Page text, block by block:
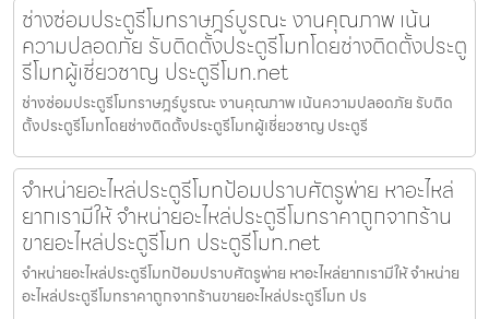
ช่างซ่อมประตูรีโมทราษฎร์บูรณะ งานคุณภาพ เน้น
ความปลอดภัย รับติดตั้งประตูรีโมทโดยช่างติดตั้งประตู
รีโมทผู้เชี่ยวชาญ ประตูรีโมท.net
ช่างซ่อมประตูรีโมทราษฎร์บูรณะ งานคุณภาพ เน้นความปลอดภัย รับติด
ตั้งประตูรีโมทโดยช่างติดตั้งประตูรีโมทผู้เชี่ยวชาญ ประตูรี
จำหน่ายอะไหล่ประตูรีโมทป้อมปราบศัตรูพ่าย หาอะไหล่
ยากเรามีให้ จำหน่ายอะไหล่ประตูรีโมทราคาถูกจากร้าน
ขายอะไหล่ประตูรีโมท ประตูรีโมท.net
จำหน่ายอะไหล่ประตูรีโมทป้อมปราบศัตรูพ่าย หาอะไหล่ยากเรามีให้ จำหน่าย
อะไหล่ประตูรีโมทราคาถูกจากร้านขายอะไหล่ประตูรีโมท ปร